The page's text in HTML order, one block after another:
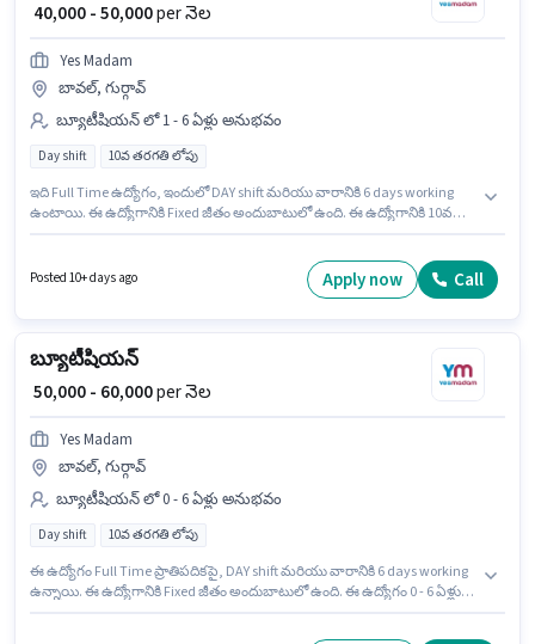
₹ 40,000 - 50,000per నెల
Yes Madam
బావల్, గుర్గావ్
బ్యూటీషియన్ లో 1 - 6 ఏళ్లు అనుభవం
Day shift 10వ తరగతి లోపు
ఇది Full Time ఉద్యోగం, ఇందులో DAY shift మరియు వారానికి 6 days working
ఉంటాయి. ఈ ఉద్యోగానికి Fixed జీతం అందుబాటులో ఉంది. ఈ ఉద్యోగానికి 10వ
బావల్, గుర్గావ్ లో ఉంది. Yes Madam లో బ్యూటీషియన్ విభాగంలో Unisex Hair
Posted 10+ days ago Apply now Call
బ్యూటీషియన్
₹ 50,000 - 60,000per నెల
Yes Madam
బావల్, గుర్గావ్
బ్యూటీషియన్ లో 0 - 6 ఏళ్లు అనుభవం
Day shift 10వ తరగతి లోపు
ఈ ఉద్యోగం Full Time ప్రాతిపదికపై, DAY shift మరియు వారానికి 6 days working
ఉన్నాయి. ఈ ఉద్యోగానికి Fixed జీతం అందుబాటులో ఉంది. ఈ ఉద్యోగం 0 - 6 ఏళ్లు